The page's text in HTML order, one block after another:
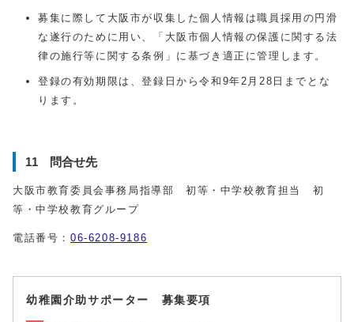
募集に際して大阪市が収集した個人情報は職員採用の円滑
な遂行のために用い、「大阪市個人情報の保護に関する法
律の施行等に関する条例」に基づき適正に管理します。
登録の有効期限は、登録日から令和9年2月28日までとな
ります。
11 問合せ先
大阪市教育委員会事務局指導部 初等・中学校教育担当 初
等・中学校教育グループ
電話番号： 06-6208-9186
幼稚園介助サポーター 募集要項